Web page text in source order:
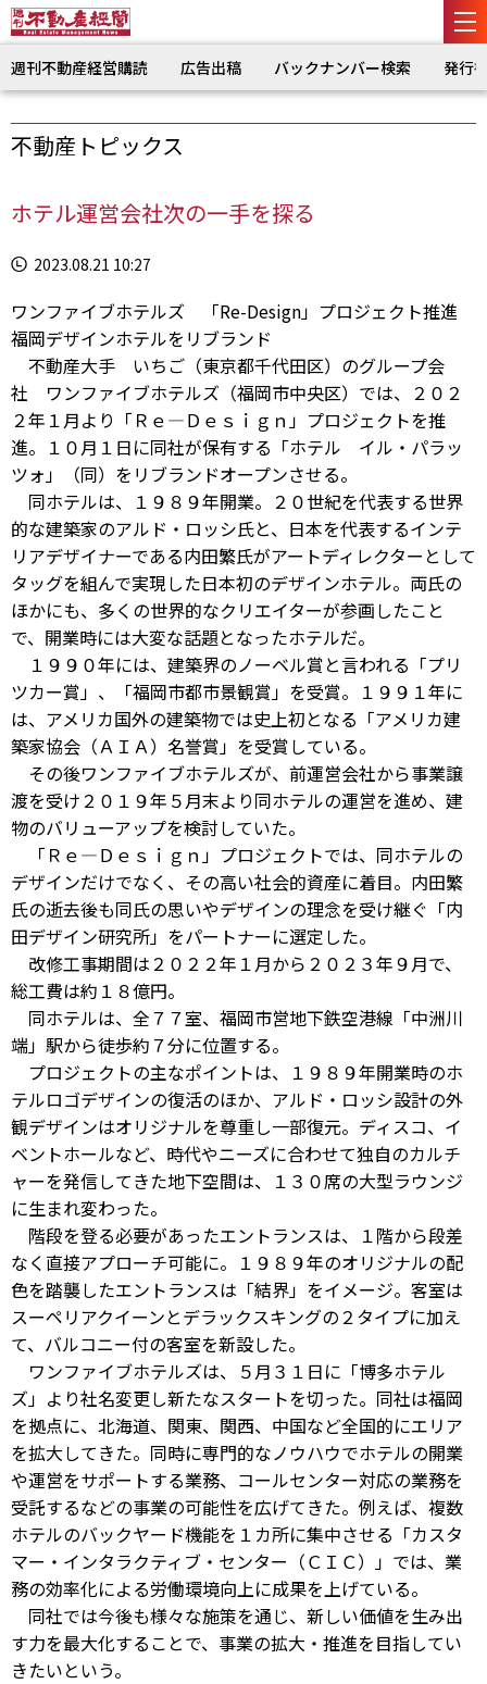
週刊不動産経営購読 広告出稿 バックナンバー検索 発行
不動産トピックス
ホテル運営会社次の一手を探る
2023.08.21 10:27
ワンファイブホテルズ 「Re-Design」プロジェクト推進
福岡デザインホテルをリブランド
不動産大手 いちご（東京都千代田区）のグループ会
社 ワンファイブホテルズ（福岡市中央区）では、２０２
２年１月より「Ｒｅ―Ｄｅｓｉｇｎ」プロジェクトを推
進。１０月１日に同社が保有する「ホテル イル・パラッ
ツォ」（同）をリブランドオープンさせる。
同ホテルは、１９８９年開業。２０世紀を代表する世界
的な建築家のアルド・ロッシ氏と、日本を代表するインテ
リアデザイナーである内田繁氏がアートディレクターとして
タッグを組んで実現した日本初のデザインホテル。両氏の
ほかにも、多くの世界的なクリエイターが参画したこと
で、開業時には大変な話題となったホテルだ。
１９９０年には、建築界のノーベル賞と言われる「プリ
ツカー賞」、「福岡市都市景観賞」を受賞。１９９１年に
は、アメリカ国外の建築物では史上初となる「アメリカ建
築家協会（ＡＩＡ）名誉賞」を受賞している。
その後ワンファイブホテルズが、前運営会社から事業譲
渡を受け２０１９年５月末より同ホテルの運営を進め、建
物のバリューアップを検討していた。
「Ｒｅ―Ｄｅｓｉｇｎ」プロジェクトでは、同ホテルの
デザインだけでなく、その高い社会的資産に着目。内田繁
氏の逝去後も同氏の思いやデザインの理念を受け継ぐ「内
田デザイン研究所」をパートナーに選定した。
改修工事期間は２０２２年１月から２０２３年９月で、
総工費は約１８億円。
同ホテルは、全７７室、福岡市営地下鉄空港線「中洲川
端」駅から徒歩約７分に位置する。
プロジェクトの主なポイントは、１９８９年開業時のホ
テルロゴデザインの復活のほか、アルド・ロッシ設計の外
観デザインはオリジナルを尊重し一部復元。ディスコ、イ
ベントホールなど、時代やニーズに合わせて独自のカルチ
ャーを発信してきた地下空間は、１３０席の大型ラウンジ
に生まれ変わった。
階段を登る必要があったエントランスは、１階から段差
なく直接アプローチ可能に。１９８９年のオリジナルの配
色を踏襲したエントランスは「結界」をイメージ。客室は
スーペリアクイーンとデラックスキングの２タイプに加え
て、バルコニー付の客室を新設した。
ワンファイブホテルズは、５月３１日に「博多ホテル
ズ」より社名変更し新たなスタートを切った。同社は福岡
を拠点に、北海道、関東、関西、中国など全国的にエリア
を拡大してきた。同時に専門的なノウハウでホテルの開業
や運営をサポートする業務、コールセンター対応の業務を
受託するなどの事業の可能性を広げてきた。例えば、複数
ホテルのバックヤード機能を１カ所に集中させる「カスタ
マー・インタラクティブ・センター（ＣＩＣ）」では、業
務の効率化による労働環境向上に成果を上げている。
同社では今後も様々な施策を通じ、新しい価値を生み出
す力を最大化することで、事業の拡大・推進を目指してい
きたいという。